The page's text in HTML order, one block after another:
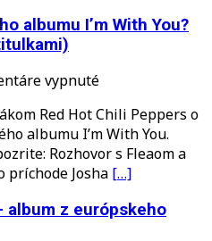
Rokenrolovej
albumu I’m With You?
vypnuténa
vznikol
názov
nového
albumu
I’m
With
Red Hot Chili Peppers o
albumu I’m With You.
Rozhovor s Fleaom a
príchode Josha […]
album z európskeho